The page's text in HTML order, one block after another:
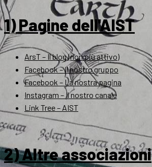
1) Pagine dell'AIST
ArsT – Il blog (non più attivo)
Facebook – Il nostro gruppo
Facebook – La nostra pagina
Instagram – Il nostro canale
Link Tree – AIST
2) Altre associazioni